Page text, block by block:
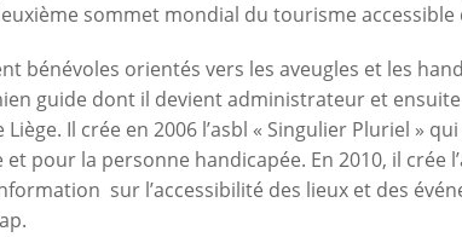
sommet mondial du tourisme accessible
bénévoles orientés vers les aveugles et les
guide dont il devient administrateur et
Il crée en 2006 l’asbl « Singulier Pluriel »
pour la personne handicapée. En 2010, il crée
sur l’accessibilité des lieux et des